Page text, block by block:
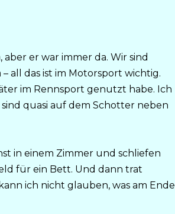
er war immer da. Wir sind
all das ist im Motorsport wichtig.
im Rennsport genutzt habe. Ich
quasi auf dem Schotter neben
in einem Zimmer und schliefen
für ein Bett. Und dann trat
ich nicht glauben, was am Ende